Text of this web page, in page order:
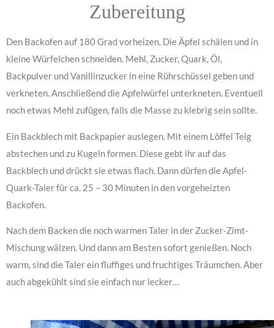
Zubereitung
Den Backofen auf 180 Grad vorheizen. Die Äpfel schälen und in
kleine Würfelchen schneiden. Mehl, Zucker, Quark, Öl,
Backpulver und Vanillinzucker in eine Rührschüssel geben und
verkneten. Anschließend die Apfelwürfel unterkneten. Eventuell
noch etwas Mehl zufügen, falls die Masse zu klebrig sein sollte.
Ein Backblech mit Backpapier auslegen. Mit einem Löffel Teig
abstechen und zu Kugeln formen. Diese gebt ihr auf das
Backblech und drückt sie etwas flach. Dann dürfen die Apfel-
Quark-Taler für ca. 25 – 30 Minuten in den vorgeheizten
Backofen.
Nach dem Backen die noch warmen Taler in der Zucker-Zimt-
Mischung wälzen. Und dann am Besten sofort genießen. Noch
warm, sind die Taler ein fluffiges und fruchtiges Träumchen. Aber
auch abgekühlt sind sie einfach nur lecker…